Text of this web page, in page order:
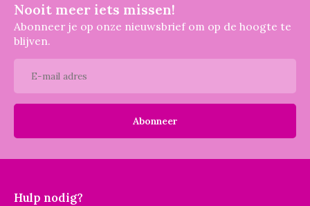
Nooit meer iets missen!
Abonneer je op onze nieuwsbrief om op de hoogte te
blijven.
Abonneer
Hulp nodig?